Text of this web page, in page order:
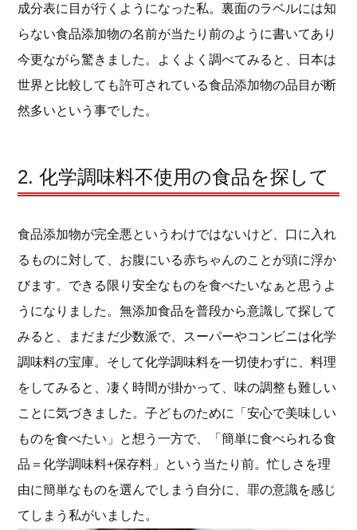
成分表に目が行くようになった私。裏面のラベルには知
らない食品添加物の名前が当たり前のように書いてあり
今更ながら驚きました。よくよく調べてみると、日本は
世界と比較しても許可されている食品添加物の品目が断
然多いという事でした。
2. 化学調味料不使用の食品を探して
食品添加物が完全悪というわけではないけど、口に入れ
るものに対して、お腹にいる赤ちゃんのことが頭に浮か
びます。できる限り安全なものを食べたいなぁと思うよ
うになりました。無添加食品を普段から意識して探して
みると、まだまだ少数派で、スーパーやコンビニは化学
調味料の宝庫。そして化学調味料を一切使わずに、料理
をしてみると、凄く時間が掛かって、味の調整も難しい
ことに気づきました。子どものために「安心で美味しい
ものを食べたい」と想う一方で、「簡単に食べられる食
品＝化学調味料+保存料」という当たり前。忙しさを理
由に簡単なものを選んでしまう自分に、罪の意識を感じ
てしまう私がいました。